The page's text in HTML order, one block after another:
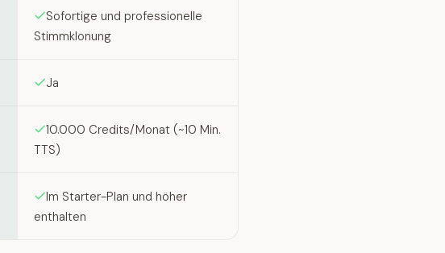
Sofortige und professionelle
Stimmklonung
Ja
10.000 Credits/Monat (~10 Min.
TTS)
Im Starter-Plan und höher
enthalten